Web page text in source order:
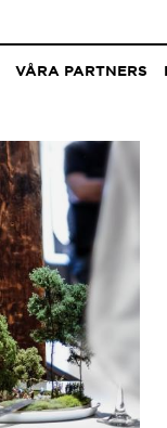
VÅRA PARTNERS